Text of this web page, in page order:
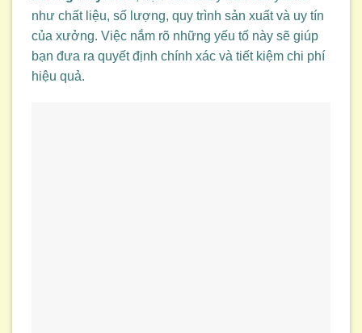
như chất liệu, số lượng, quy trình sản xuất và uy tín
của xưởng. Việc nắm rõ những yếu tố này sẽ giúp
bạn đưa ra quyết định chính xác và tiết kiệm chi phí
hiệu quả.